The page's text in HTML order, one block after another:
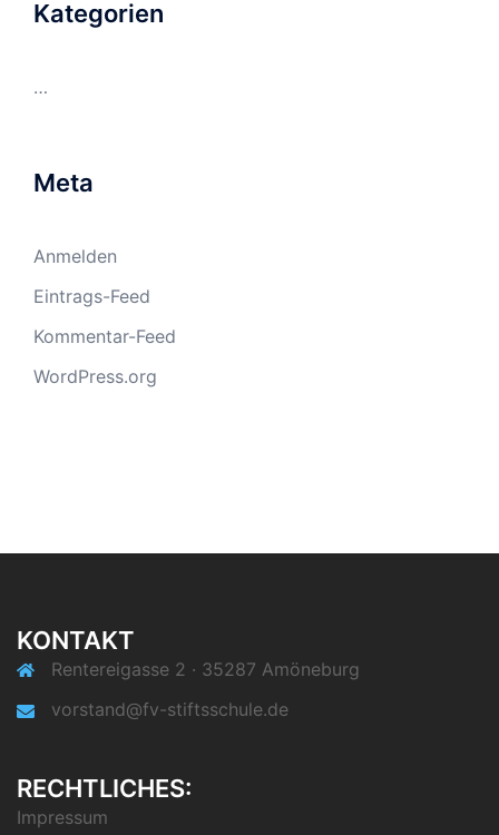
Kategorien
…
Meta
Anmelden
Eintrags-Feed
Kommentar-Feed
WordPress.org
KONTAKT
Rentereigasse 2 · 35287 Amöneburg
vorstand@fv-stiftsschule.de
RECHTLICHES:
Impressum